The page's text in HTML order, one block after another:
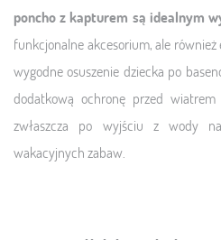
poncho z kapturem są idealnym
funkcjonalne akcesorium, ale
wygodne osuszenie dziecka po
dodatkową ochronę przed
zwłaszcza po wyjściu z wody
wakacyjnych zabaw.